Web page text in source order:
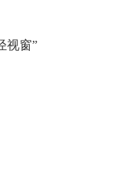
视窗”